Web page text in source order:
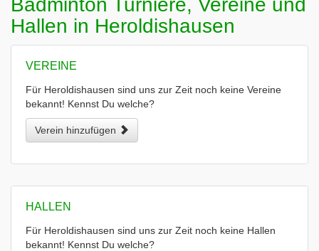
Badminton Turniere, Vereine und
Hallen in Heroldishausen
VEREINE
Für Heroldishausen sind uns zur Zeit noch keine Vereine
bekannt! Kennst Du welche?
Verein hinzufügen
HALLEN
Für Heroldishausen sind uns zur Zeit noch keine Hallen
bekannt! Kennst Du welche?